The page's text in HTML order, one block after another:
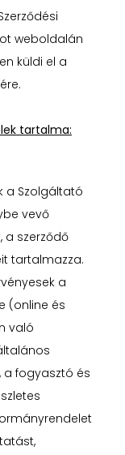
weboldalán
küldi el a
tartalma:
a Szolgáltató
vevő
a szerződő
tartalmazza.
a
(online és
való
a fogyasztó és